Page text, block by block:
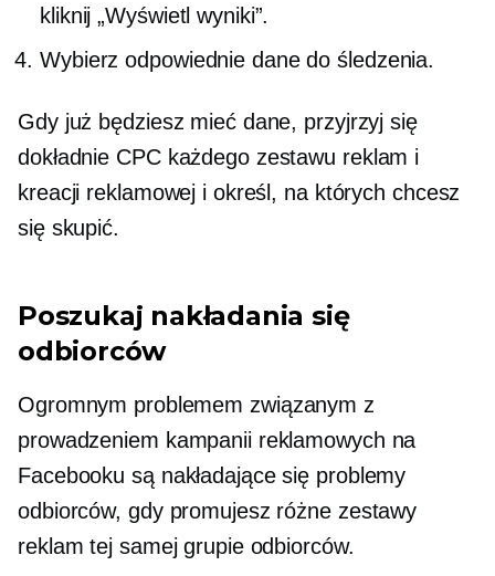
kliknij „Wyświetl wyniki”.
Wybierz odpowiednie dane do śledzenia.
Gdy już będziesz mieć dane, przyjrzyj się
dokładnie CPC każdego zestawu reklam i
kreacji reklamowej i określ, na których chcesz
się skupić.
Poszukaj nakładania się
odbiorców
Ogromnym problemem związanym z
prowadzeniem kampanii reklamowych na
Facebooku są nakładające się problemy
odbiorców, gdy promujesz różne zestawy
reklam tej samej grupie odbiorców.